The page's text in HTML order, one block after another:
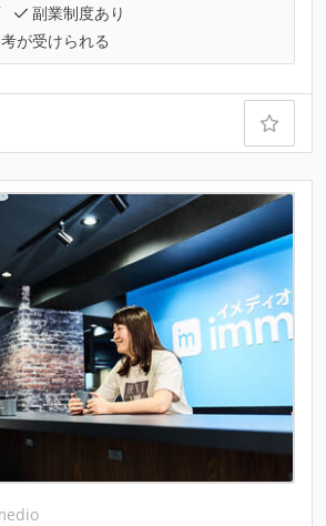
副業制度あり
が受けられる